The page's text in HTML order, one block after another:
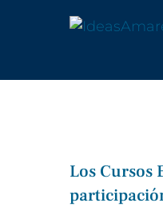
Los Cursos